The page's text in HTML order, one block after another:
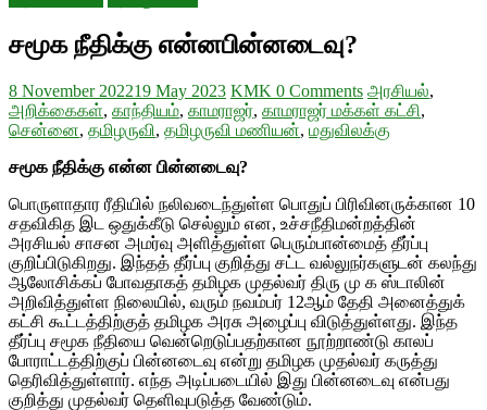
சமூக நீதிக்கு என்னபின்னடைவு?
8 November 202219 May 2023 KMK 0 Comments அரசியல்,
அறிக்கைகள், காந்தியம், காமராஜர், காமராஜர் மக்கள் கட்சி,
சென்னை, தமிழருவி, தமிழருவி மணியன், மதுவிலக்கு
சமூக நீதிக்கு என்ன பின்னடைவு?
பொருளாதார ரீதியில் நலிவடைந்துள்ள பொதுப் பிரிவினருக்கான 10
சதவிகித இட ஒதுக்கீடு செல்லும் என, உச்சநீதிமன்றத்தின்
அரசியல் சாசன அமர்வு அளித்துள்ள பெரும்பான்மைத் தீர்ப்பு
குறிப்பிடுகிறது. இந்தத் தீர்ப்பு குறித்து சட்ட வல்லுநர்களுடன் கலந்து
ஆலோசிக்கப் போவதாகத் தமிழக முதல்வர் திரு மு க ஸ்டாலின்
அறிவித்துள்ள நிலையில், வரும் நவம்பர் 12ஆம் தேதி அனைத்துக்
கட்சி கூட்டத்திற்குத் தமிழக அரசு அழைப்பு விடுத்துள்ளது. இந்த
தீர்ப்பு சமூக நீதியை வென்றெடுப்பதற்கான நூற்றாண்டு காலப்
போராட்டத்திற்குப் பின்னடைவு என்று தமிழக முதல்வர் கருத்து
தெரிவித்துள்ளார். எந்த அடிப்படையில் இது பின்னடைவு என்பது
குறித்து முதல்வர் தெளிவுபடுத்த வேண்டும்.